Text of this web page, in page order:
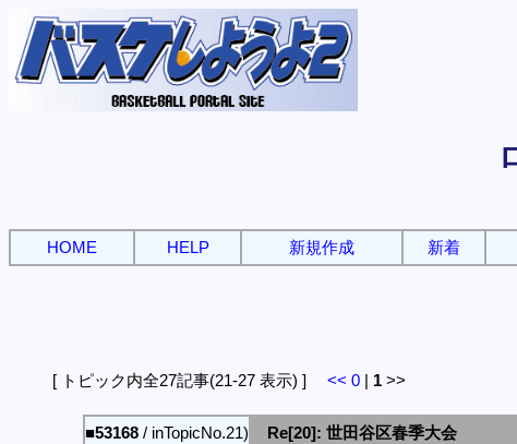
HOME HELP 新規作成 新着
[ トピック内全27記事(21-27 表示) ] << 0 | 1 >>
■53168/ inTopicNo.21)
Re[20]: 世田谷区春季大会